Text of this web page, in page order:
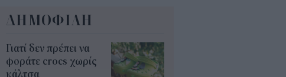
ΔΗΜΟΦΙΛΗ
Γιατί δεν πρέπει να
φοράτε crocs χωρίς
κάλτσα